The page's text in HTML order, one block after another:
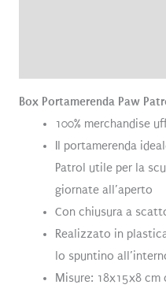
Box Portamerenda Paw
100% merchandise
Il portamerenda
Patrol utile per la
giornate all’aperto
Con chiusura a
Realizzato in
lo spuntino
Misure: 18x15x8 cm